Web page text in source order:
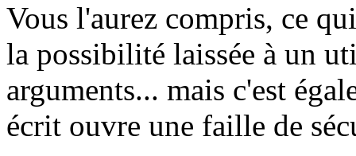
Vous l'aurez compris, ce
la possibilité laissée à un
arguments... mais c'est
écrit ouvre une faille de